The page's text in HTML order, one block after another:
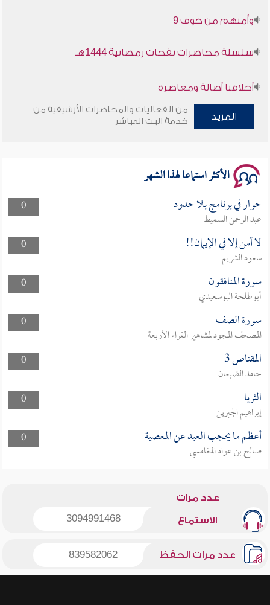
وأمنهم من خوف 9
سلسلة محاضرات نفحات رمضانية 1444هـ
أخلاقنا أصالة ومعاصرة
وأمنهم من خوف 9
المزيد
من الفعاليات والمحاضرات الأرشيفية من
خدمة البث المباشر
الأكثر استماعا لهذا الشهر
0 حوار في برنامج بلا حدود
عبد الرحمن السميط
0
لا أمن إلا في الإيمان!!
سعود الشريم
0
سورة المنافقون
أبوطلحة البوسعيدي
0
سورة الصف
المصحف المجود لمشاهير القراء الأربعة
0
المقناص 3
حامد الضبعان
0
الثريا
إبراهيم الجبرين
0
أعظم ما يحجب العبد عن المعصية
صالح بن عواد المغامسي
عدد مرات
الاستماع 3094991468
عدد مرات الحفظ 839582062